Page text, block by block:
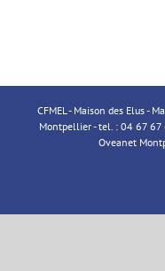
CFMEL - Maison des Elus -
Montpellier - tel. : 04 67
Oveanet